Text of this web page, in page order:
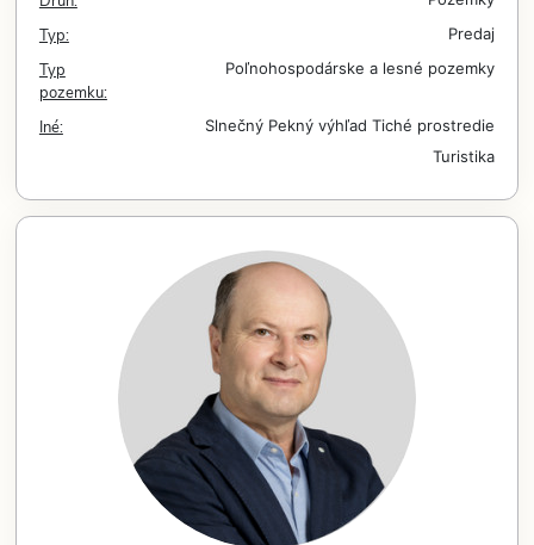
Typ: Predaj
Typ
pozemku:
Poľnohospodárske a lesné pozemky
Iné: Slnečný Pekný výhľad Tiché prostredie
Turistika